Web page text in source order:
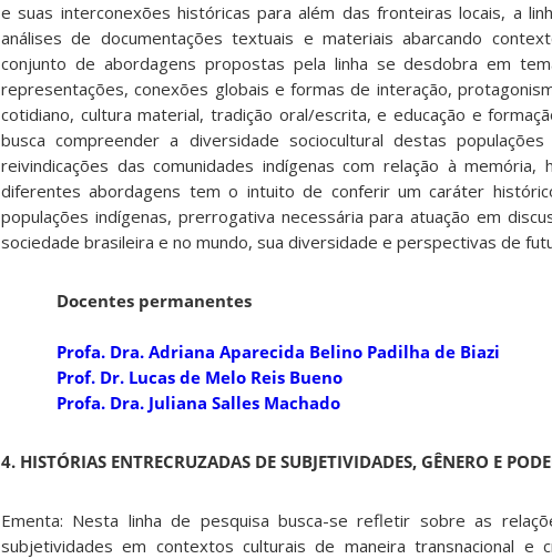
e suas interconexões históricas para além das fronteiras locais, a
análises de documentações textuais e materiais abarcando
conjunto de abordagens propostas pela linha se desdobra em
representações, conexões globais e formas de interação,
cotidiano, cultura material, tradição oral/escrita, e educação e
busca compreender a diversidade sociocultural destas
reivindicações das comunidades indígenas com relação à
diferentes abordagens tem o intuito de conferir um caráter
populações indígenas, prerrogativa necessária para atuação em
sociedade brasileira e no mundo, sua diversidade e perspectivas de
Docentes permanentes
Profa. Dra. Adriana Aparecida Belino Padilha de Biazi
Prof. Dr. Lucas de Melo Reis Bueno
Profa. Dra. Juliana Salles Machado
4. HISTÓRIAS ENTRECRUZADAS DE SUBJETIVIDADES, GÊNERO E
Ementa: Nesta linha de pesquisa busca-se refletir sobre as
subjetividades em contextos culturais de maneira transnacional